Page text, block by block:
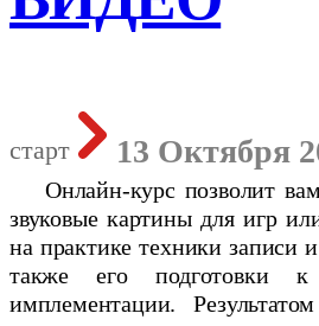
старт 13 Октября
Онлайн-курс позволит
звуковые картины для игр
на практике техники записи
также его подготовки
имплементации.